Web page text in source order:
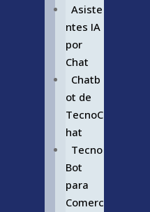
Asiste
ntes IA
por
Chat
Chatb
ot de
TecnoC
hat
Tecno
Bot
para
Comerc